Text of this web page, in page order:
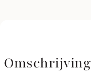
Omschrijving